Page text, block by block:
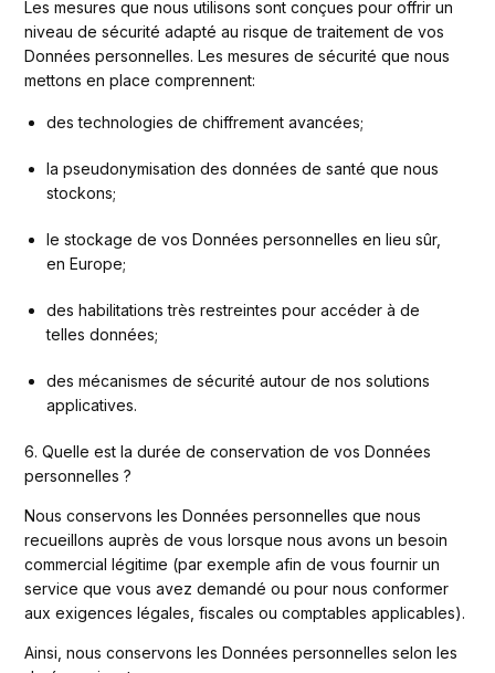
Les mesures que nous utilisons sont conçues pour offrir un
niveau de sécurité adapté au risque de traitement de vos
Données personnelles. Les mesures de sécurité que nous
mettons en place comprennent:
des technologies de chiffrement avancées;
la pseudonymisation des données de santé que nous
stockons;
le stockage de vos Données personnelles en lieu sûr,
en Europe;
des habilitations très restreintes pour accéder à de
telles données;
des mécanismes de sécurité autour de nos solutions
applicatives.
6. Quelle est la durée de conservation de vos Données
personnelles ?
Nous conservons les Données personnelles que nous
recueillons auprès de vous lorsque nous avons un besoin
commercial légitime (par exemple afin de vous fournir un
service que vous avez demandé ou pour nous conformer
aux exigences légales, fiscales ou comptables applicables).
Ainsi, nous conservons les Données personnelles selon les